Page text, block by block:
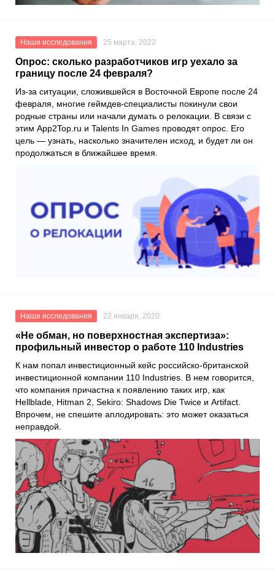
Наши исследования 25 марта, 2022
Опрос: сколько разработчиков игр уехало за
границу после 24 февраля?
Из-за ситуации, сложившейся в Восточной Европе после 24
февраля, многие геймдев-специалисты покинули свои
родные страны или начали думать о релокации. В связи с
этим App2Top.ru и Talents In Games проводят опрос. Его
цель — узнать, насколько значителен исход, и будет ли он
продолжаться в ближайшее время.
Наши исследования 22 января, 2020
«Не обман, но поверхностная экспертиза»:
профильный инвестор о работе 110 Industries
К нам попал инвестиционный кейс российско-британской
инвестиционной компании 110 Industries. В нем говорится,
что компания причастна к появлению таких игр, как
Hellblade, Hitman 2, Sekiro: Shadows Die Twice и Artifact.
Впрочем, не спешите аплодировать: это может оказаться
неправдой.